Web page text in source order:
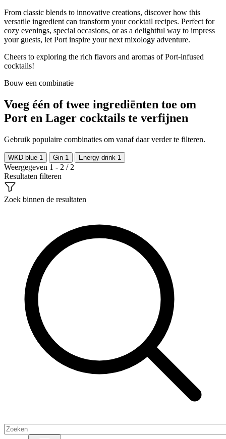
From classic blends to innovative creations, discover how this
versatile ingredient can transform your cocktail recipes. Perfect for
cozy evenings, special occasions, or as a delightful way to impress
your guests, let Port inspire your next mixology adventure.
Cheers to exploring the rich flavors and aromas of Port-infused
cocktails!
Bouw een combinatie
Voeg één of twee ingrediënten toe om
Port en Lager cocktails te verfijnen
Gebruik populaire combinaties om vanaf daar verder te filteren.
WKD blue 1 Gin 1 Energy drink 1
Weergegeven 1 - 2 / 2
Resultaten filteren
Zoek binnen de resultaten